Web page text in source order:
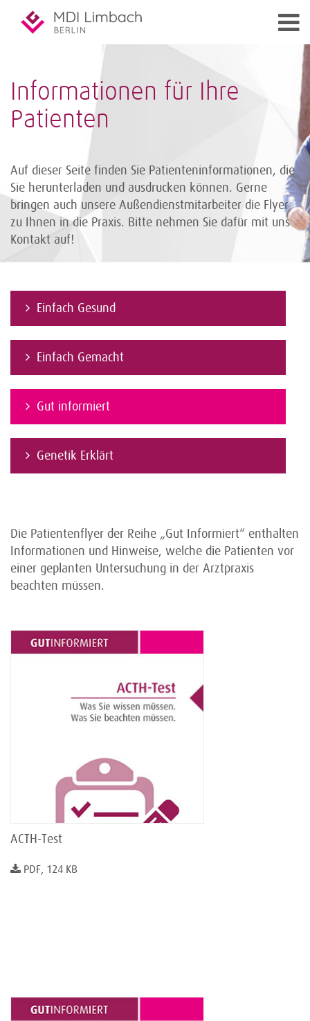
Informationen für Ihre
Patienten
Auf dieser Seite finden Sie Patienteninformationen, die
Sie herunterladen und ausdrucken können. Gerne
bringen auch unsere Außendienst­mitarbeiter die Flyer
zu Ihnen in die Praxis. Bitte nehmen Sie dafür mit uns
Kontakt auf!
Einfach Gesund
Einfach Gemacht
Gut informiert
Genetik Erklärt
Die Patientenflyer der Reihe „Gut Informiert“ enthalten
Informationen und Hinweise, welche die Patienten vor
einer geplanten Untersuchung in der Arztpraxis
beachten müssen.
ACTH-Test
PDF, 124 KB